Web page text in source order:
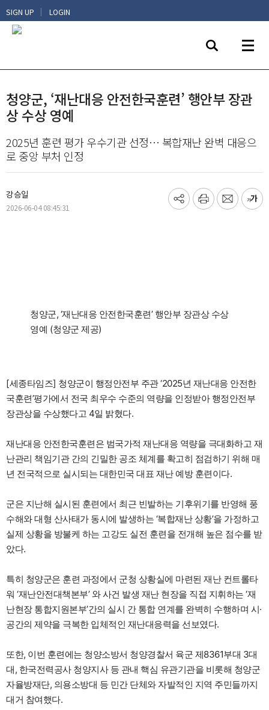
SIGN UP | LOGIN
청양군, ‘재난대응 안전한국훈련’ 행안부 장관
상 수상 영예
2025년 훈련 평가 우수기관 선정… 복합재난 완벽 대응으
로 중앙 부처 인정
강승일
2026-06-04 08:45:31
기
프
메
글
청양군, ‘재난대응 안전한국훈련’ 행안부 장관상 수상
영예 (청양군 제공)
[세종타임즈] 청양군이 행정안전부 주관 ‘2025년 재난대응 안전한
국훈련’평가에서 전국 최우수 수준의 역량을 인정받아 행정안전부
장관상을 수상했다고 4일 밝혔다.
재난대응 안전한국훈련은 범국가적 재난대응 역량을 극대화하고 재
난관리 책임기관 간의 긴밀한 공조 체계를 확고히 점검하기 위해 매
년 전국적으로 실시되는 대한민국 대표 재난 예방 훈련이다.
군은 지난해 실시된 훈련에서 최근 빈발하는 기후위기를 반영해 풍
수해와 대형 산사태가 동시에 발생하는 ‘복합재난 상황’을 가정하고
실제 상황을 방불케 하는 고강도 실전 훈련을 전개해 높은 점수를 받
았다.
특히 청양군은 훈련 과정에서 군청 상황실에 마련된 재난 컨트롤타
워 ‘재난안전대책본부’ 와 사건 발생 재난 현장을 직접 지휘하는 ‘재
난현장 통합지원본부’간의 실시 간 통합 연계를 완벽히 수행하며 시·
공간의 제약을 극복한 입체적인 재난대응력을 선보였다.
또한, 이번 훈련에는 청양소방서 청양경찰서 육군 제8361부대 3대
대, 한국전력공사 청양지사 등 관내 핵심 유관기관을 비롯해 청양군
자율방재단, 의용소방대 등 민간 단체와 자발적인 지역 주민들까지
대거 참여했다.